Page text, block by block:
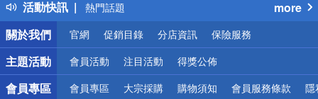
活動快訊
熱門話題
銀行優惠
偏遠地區配送
詐騙網頁！請小心！
more
關於我們
官網 促銷目錄 分店資訊 保險服務
主題活動 會員活動 注目活動 得獎公佈
會員專區 會員專區 大宗採購 購物須知 會員服務條款 隱